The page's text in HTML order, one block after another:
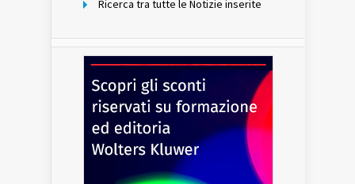
Ricerca tra tutte le Notizie inserite